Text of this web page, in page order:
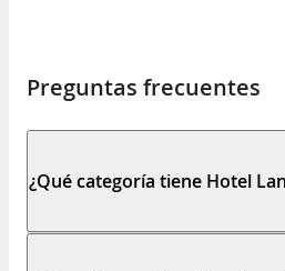
Preguntas frecuentes
¿Qué categoría tiene Hotel